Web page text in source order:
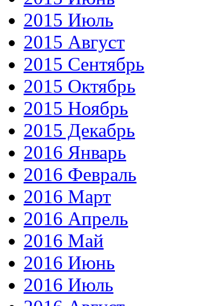
2015 Июль
2015 Август
2015 Сентябрь
2015 Октябрь
2015 Ноябрь
2015 Декабрь
2016 Январь
2016 Февраль
2016 Март
2016 Апрель
2016 Май
2016 Июнь
2016 Июль